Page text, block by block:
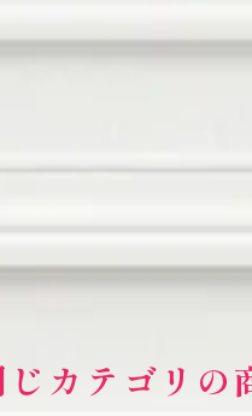
じカテゴリの